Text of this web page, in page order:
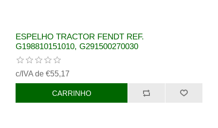
ESPELHO TRACTOR FENDT REF.
G198810151010, G291500270030
c/IVA de €55,17